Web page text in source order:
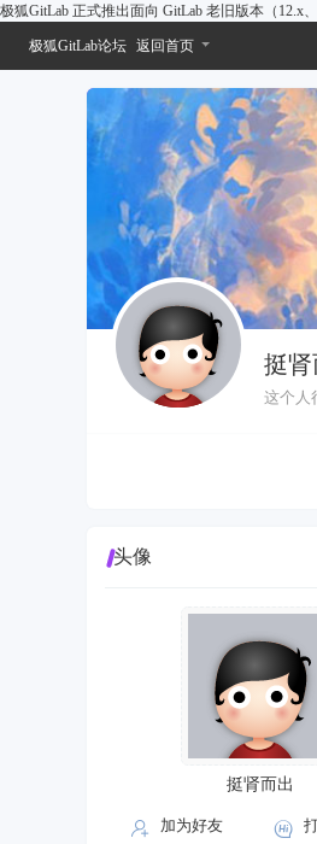
极狐GitLab 正式推出面向 GitLab 老旧版本（12.x
极狐GitLab论坛 返回首页
挺肾
这个人
头像
挺肾而出
加为好友